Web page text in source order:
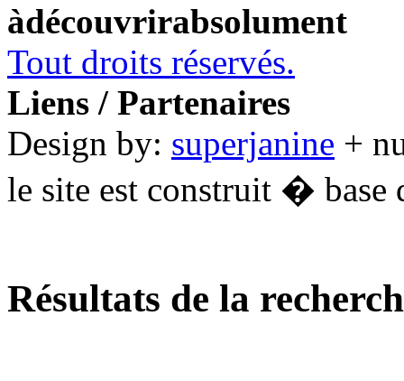
àdécouvrirabsolument
Tout droits réservés.
Liens / Partenaires
Design by: superjanine +
le site est construit � base
Résultats de la